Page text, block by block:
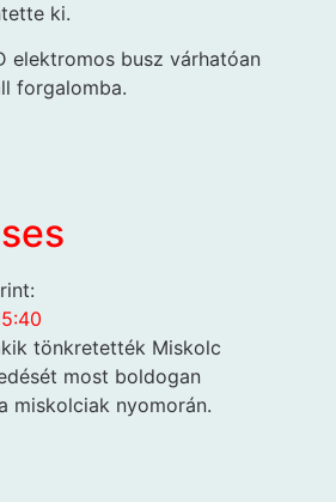
ki.
elektromos busz várhatóan
forgalomba.
tönkretették Miskolc
most boldogan
miskolciak nyomorán.